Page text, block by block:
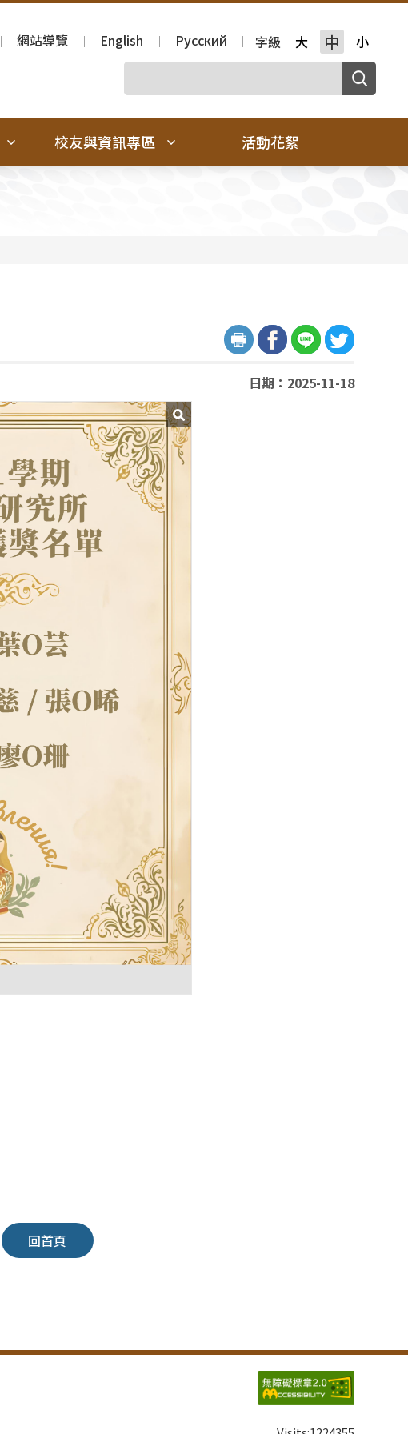
網站導覽 English Русский 字級 大 中 小
校友與資訊專區 活動花絮
日期：2025-11-18
回首頁